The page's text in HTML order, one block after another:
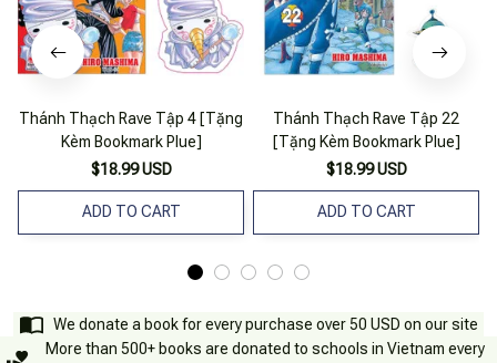
Thánh Thạch Rave Tập 4 [Tặng
Kèm Bookmark Plue]
$18.99 USD
ADD TO CART
Thánh Thạch Rave Tập 22
[Tặng Kèm Bookmark Plue]
$18.99 USD
ADD TO CART
We donate a book for every purchase over 50 USD on our site
More than 500+ books are donated to schools in Vietnam every